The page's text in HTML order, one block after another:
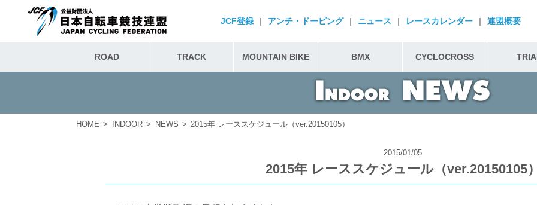
JCF登録 | アンチ・ドーピング | ニュース | レースカレンダー | 連盟概要
ROAD TRACK MOUNTAIN BIKE BMX CYCLOCROSS
HOME INDOOR NEWS 2015年 レーススケジュール（ver.20150105）
2015/01/05
2015年 レーススケジュール（ver.20150105